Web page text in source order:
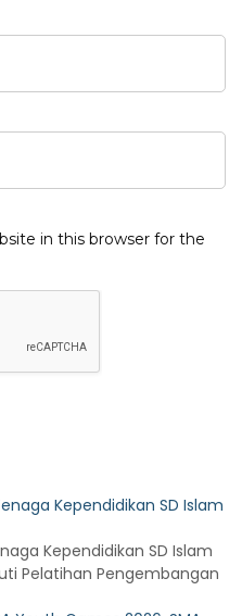
in this browser for the
Kependidikan SD Islam
Kependidikan SD Islam
Pelatihan Pengembangan